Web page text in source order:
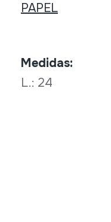
PAPEL
Medidas:
L.: 24